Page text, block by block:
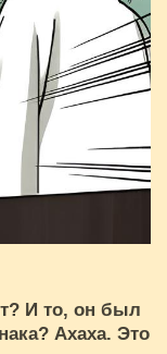
И то, он был
Ахаха. Это